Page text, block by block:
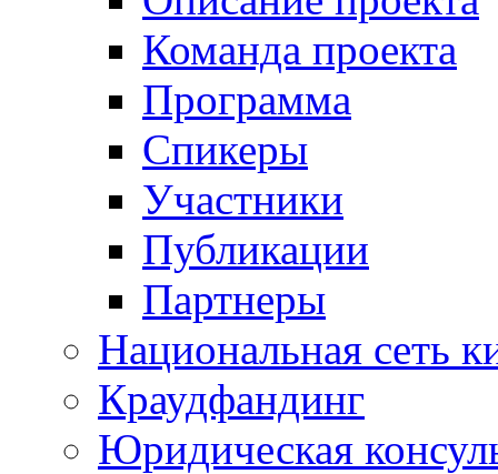
Команда проекта
Программа
Спикеры
Участники
Публикации
Партнеры
Национальная сеть
Краудфандинг
Юридическая